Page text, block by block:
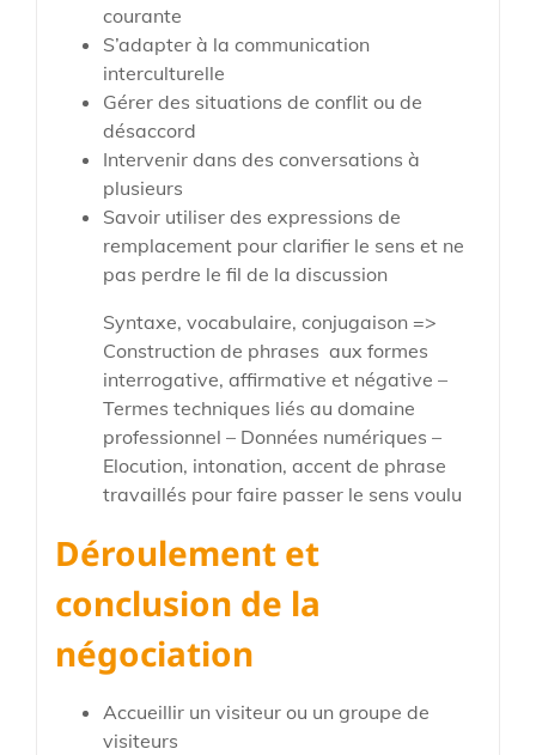
courante
S’adapter à la communication
interculturelle
Gérer des situations de conflit ou de
désaccord
Intervenir dans des conversations à
plusieurs
Savoir utiliser des expressions de
remplacement pour clarifier le sens et ne
pas perdre le fil de la discussion
Syntaxe, vocabulaire, conjugaison =>
Construction de phrases aux formes
interrogative, affirmative et négative –
Termes techniques liés au domaine
professionnel – Données numériques –
Elocution, intonation, accent de phrase
travaillés pour faire passer le sens voulu
Déroulement et
conclusion de la
négociation
Accueillir un visiteur ou un groupe de
visiteurs